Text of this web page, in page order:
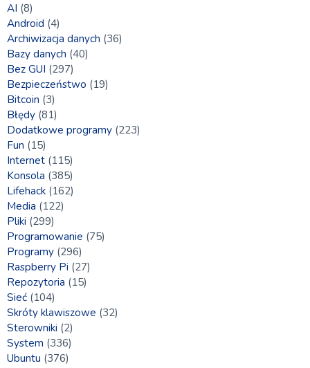
AI (8)
Android (4)
Archiwizacja danych (36)
Bazy danych (40)
Bez GUI (297)
Bezpieczeństwo (19)
Bitcoin (3)
Błędy (81)
Dodatkowe programy (223)
Fun (15)
Internet (115)
Konsola (385)
Lifehack (162)
Media (122)
Pliki (299)
Programowanie (75)
Programy (296)
Raspberry Pi (27)
Repozytoria (15)
Sieć (104)
Skróty klawiszowe (32)
Sterowniki (2)
System (336)
Ubuntu (376)